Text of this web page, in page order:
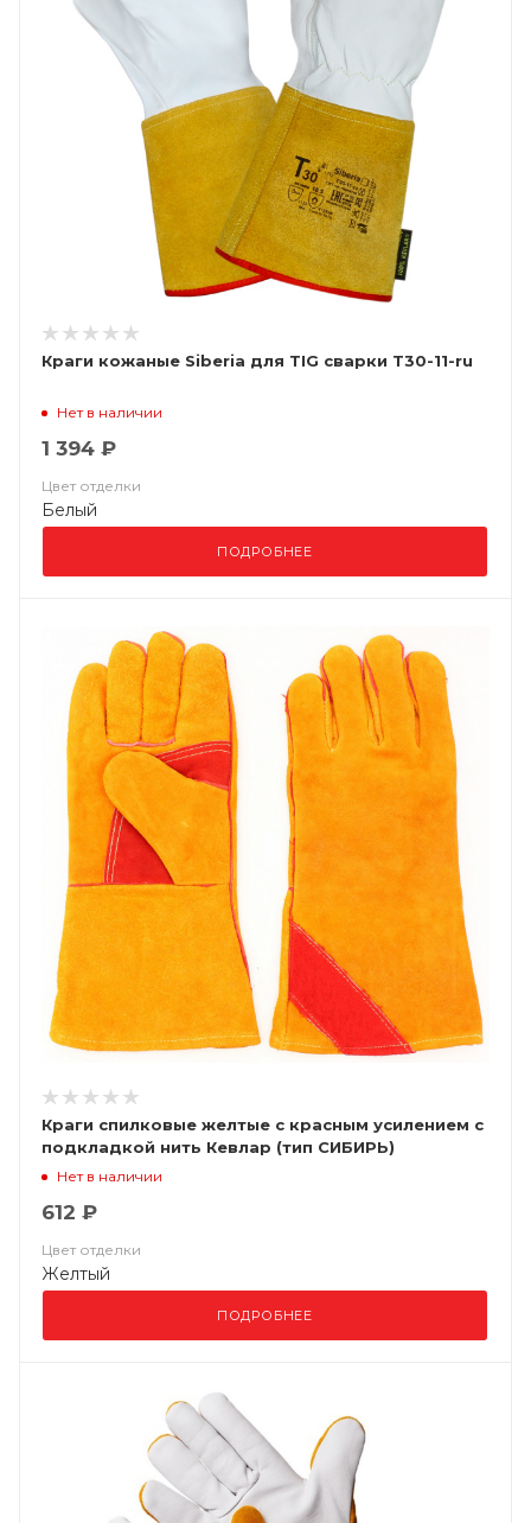
Краги кожаные Siberia для TIG сварки T30-11-ru
Нет в наличии
1 394 ₽
Цвет отделки
Белый
ПОДРОБНЕЕ
Краги спилковые желтые с красным усилением с
подкладкой нить Кевлар (тип СИБИРЬ)
Нет в наличии
612 ₽
Цвет отделки
Желтый
ПОДРОБНЕЕ